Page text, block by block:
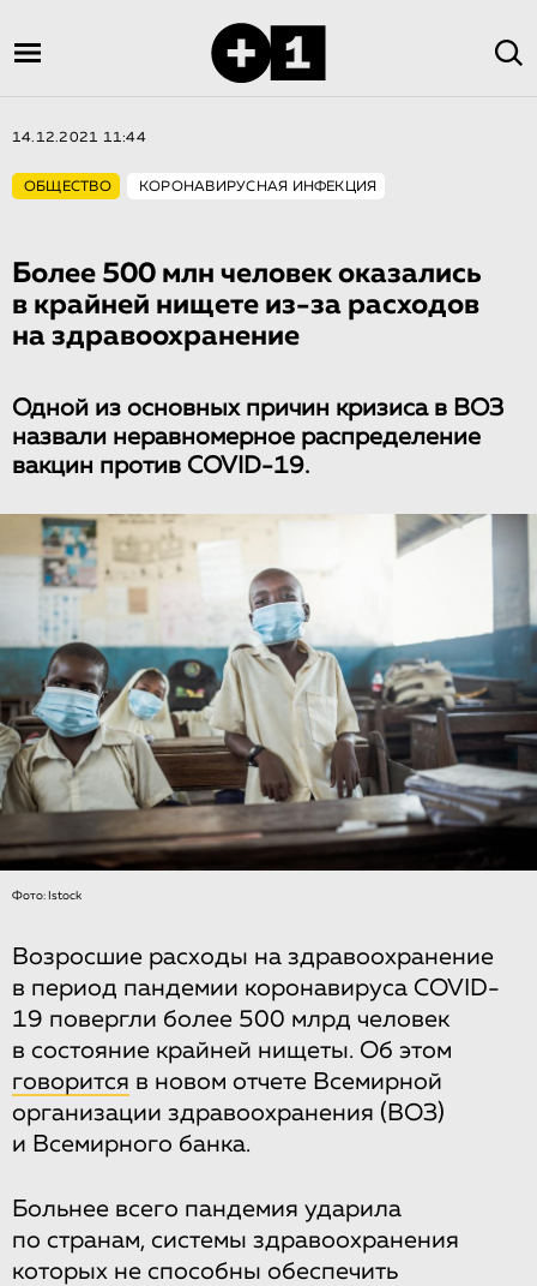
14.12.2021 11:44
ОБЩЕСТВО КОРОНАВИРУСНАЯ ИНФЕКЦИЯ
Более 500 млн человек оказались
в крайней нищете из-за расходов
на здравоохранение
Одной из основных причин кризиса в ВОЗ
назвали неравномерное распределение
вакцин против COVID-19.
Фото: Istock
Возросшие расходы на здравоохранение
в период пандемии коронавируса COVID-
19 повергли более 500 млрд человек
в состояние крайней нищеты. Об этом
говорится в новом отчете Всемирной
организации здравоохранения (ВОЗ)
и Всемирного банка.
Больнее всего пандемия ударила
по странам, системы здравоохранения
которых не способны обеспечить